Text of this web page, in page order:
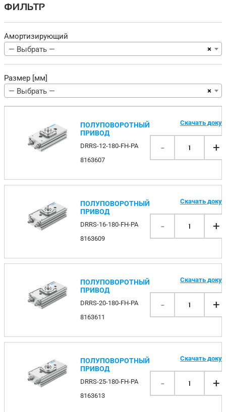
ФИЛЬТР
Амортизирующий
×
— Выбрать —
Размер [мм]
×
— Выбрать —
ПОЛУПОВОРОТНЫЙ
ПРИВОД
DRRS-12-180-FH-PA
8163607
Скачать
- 1 +
ПОЛУПОВОРОТНЫЙ
ПРИВОД
DRRS-16-180-FH-PA
8163609
Скачать
- 1 +
ПОЛУПОВОРОТНЫЙ
ПРИВОД
DRRS-20-180-FH-PA
8163611
Скачать
- 1 +
ПОЛУПОВОРОТНЫЙ
ПРИВОД
DRRS-25-180-FH-PA
8163613
Скачать
- 1 +